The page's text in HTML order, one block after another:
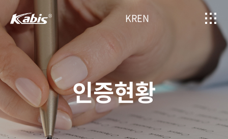
KREN
인증현황